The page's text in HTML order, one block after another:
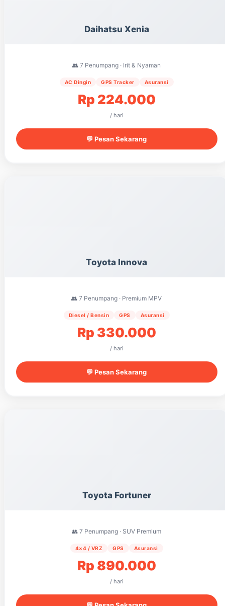
Daihatsu Xenia
👥 7 Penumpang · Irit & Nyaman
AC Dingin GPS Tracker Asuransi
Rp 224.000
/ hari
💬 Pesan Sekarang
Toyota Innova
👥 7 Penumpang · Premium MPV
Diesel / Bensin GPS Asuransi
Rp 330.000
/ hari
💬 Pesan Sekarang
Toyota Fortuner
👥 7 Penumpang · SUV Premium
4×4 / VRZ GPS Asuransi
Rp 890.000
/ hari